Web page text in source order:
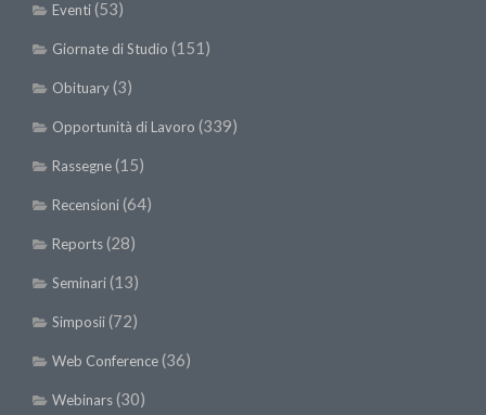
Eventi(53)
Giornate di Studio (151)
Obituary(3)
Opportunità di Lavoro (339)
Rassegne(15)
Recensioni(64)
Reports(28)
Seminari(13)
Simposii(72)
Web Conference(36)
Webinars(30)